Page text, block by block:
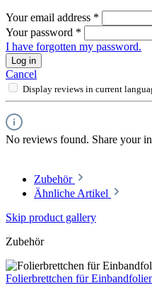
Your email address *
Your password *
I have forgotten my password.
Log in
Cancel
Display reviews in current
No reviews found. Share your
Zubehör
Ähnliche Artikel
Skip product gallery
Zubehör
Folierbrettchen für